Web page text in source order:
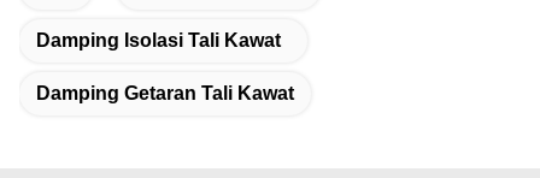
Damping Isolasi Tali Kawat
Damping Getaran Tali Kawat